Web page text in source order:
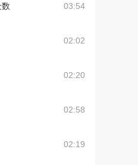
03:54
02:02
02:20
02:58
02:19